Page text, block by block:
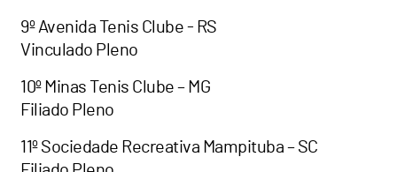
9º Avenida Tenis Clube - RS
Vinculado Pleno
10º Minas Tenis Clube – MG
Filiado Pleno
11º Sociedade Recreativa Mampituba – SC